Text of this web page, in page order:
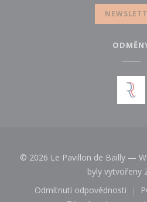
© 2026 Le Pavillon de Bailly —
byly vytvořeny
Odmítnutí odpovědnosti
((otevře se v